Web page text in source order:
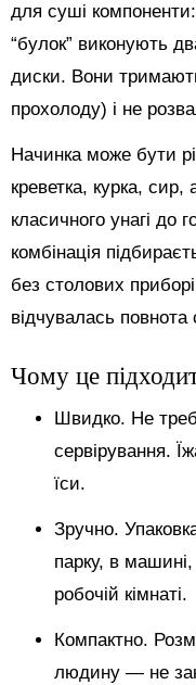
для суші
“булок” виконують
диски. Вони
прохолоду) і не
Начинка може бути
креветка, курка,
класичного унагі до
комбінація
без столових
відчувалась повнота
Чому це
Швидко. Не
сервірування.
їси.
Зручно.
парку, в машині,
робочій кімнаті.
Компактно.
людину — не